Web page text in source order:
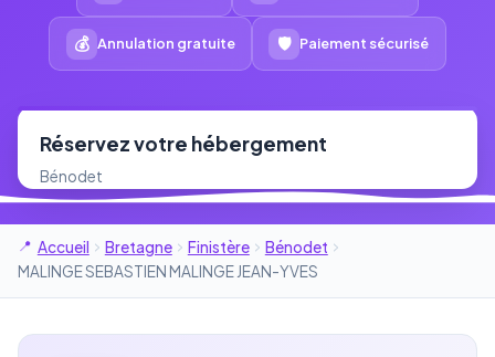
💰 Annulation gratuite 🛡 Paiement sécurisé
Réservez votre hébergement
Bénodet
Accueil Bretagne Finistère
Bénodet
MALINGE SEBASTIEN MALINGE JEAN-YVES